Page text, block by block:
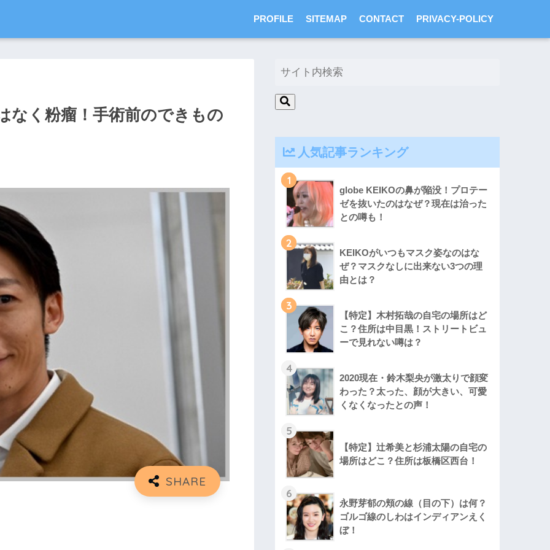
PROFILE SITEMAP CONTACT PRIVACY-POLICY
なく粉瘤！手術前のできもの
人気記事ランキング
1
globe KEIKOの鼻が陥没！プロテー
ゼを抜いたのはなぜ？現在は治った
との噂も！
2
KEIKOがいつもマスク姿なのはな
ぜ？マスクなしに出来ない3つの理
由とは？
3
【特定】木村拓哉の自宅の場所はど
こ？住所は中目黒！ストリートビュ
ーで見れない噂は？
4
2020現在・鈴木梨央が激太りで顔変
わった？太った、顔が大きい、可愛
くなくなったとの声！
5
【特定】辻希美と杉浦太陽の自宅の
場所はどこ？住所は板橋区西台！
6
永野芽郁の頬の線（目の下）は何？
ゴルゴ線のしわはインディアンえく
ぼ！